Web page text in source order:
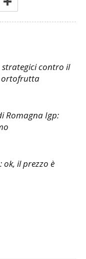
strategici contro il
ortofrutta
Romagna Igp:
ok, il prezzo è